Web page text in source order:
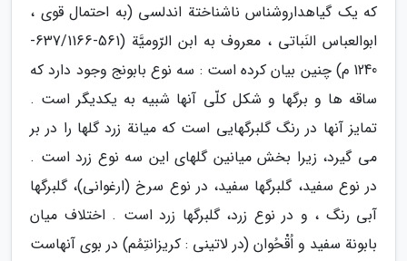
که یک گیاهداروشناس ناشناختة اندلسی (به احتمال قوی ،
ابوالعباس النَباتی ، معروف به ابن الرّومیَّة (561-637/1166-
1240 م) چنین بیان کرده است : سه نوع بابونج وجود دارد که
ساقه ها و برگها و شکل کلّی آنها شبیه به یکدیگر است .
تمایز آنها در رنگ گلبرگهایی است که میانة زرد گلها را در بر
می گیرد، زیرا بخش میانین گلهای این سه نوع زرد است .
در نوع سفید، گلبرگها سفید، در نوع سرخ (ارغوانی)، گلبرگها
آبی رنگ ، و در نوع زرد، گلبرگها زرد است . اختلاف میان
بابونة سفید و اُقْحُوان (در لاتینی : کریزانتِمُم) در بوی آنهاست